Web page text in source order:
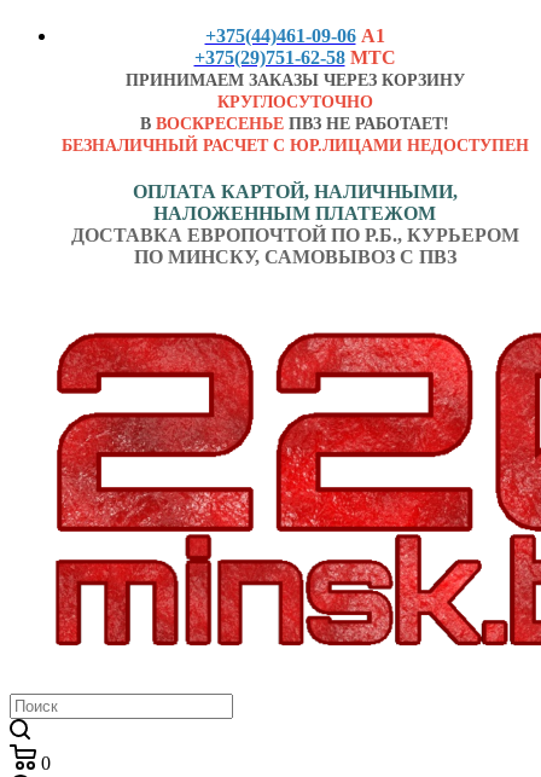
+375(44)461-09-06 А1
+375(29)751-62-58 МТС
ПРИНИМАЕМ ЗАКАЗЫ ЧЕРЕЗ КОРЗИНУ
КРУГЛОСУТОЧНО
В ВОСКРЕСЕНЬЕ ПВЗ НЕ РАБОТАЕТ!
БЕЗНАЛИЧНЫЙ РАСЧЕТ С ЮР.ЛИЦАМИ НЕДОСТУПЕН
ОПЛАТА КАРТОЙ, НАЛИЧНЫМИ,
НАЛОЖЕННЫМ ПЛАТЕЖОМ
ДОСТАВКА ЕВРОПОЧТОЙ ПО Р.Б., КУРЬЕРОМ
ПО МИНСКУ, САМОВЫВОЗ С ПВЗ
0